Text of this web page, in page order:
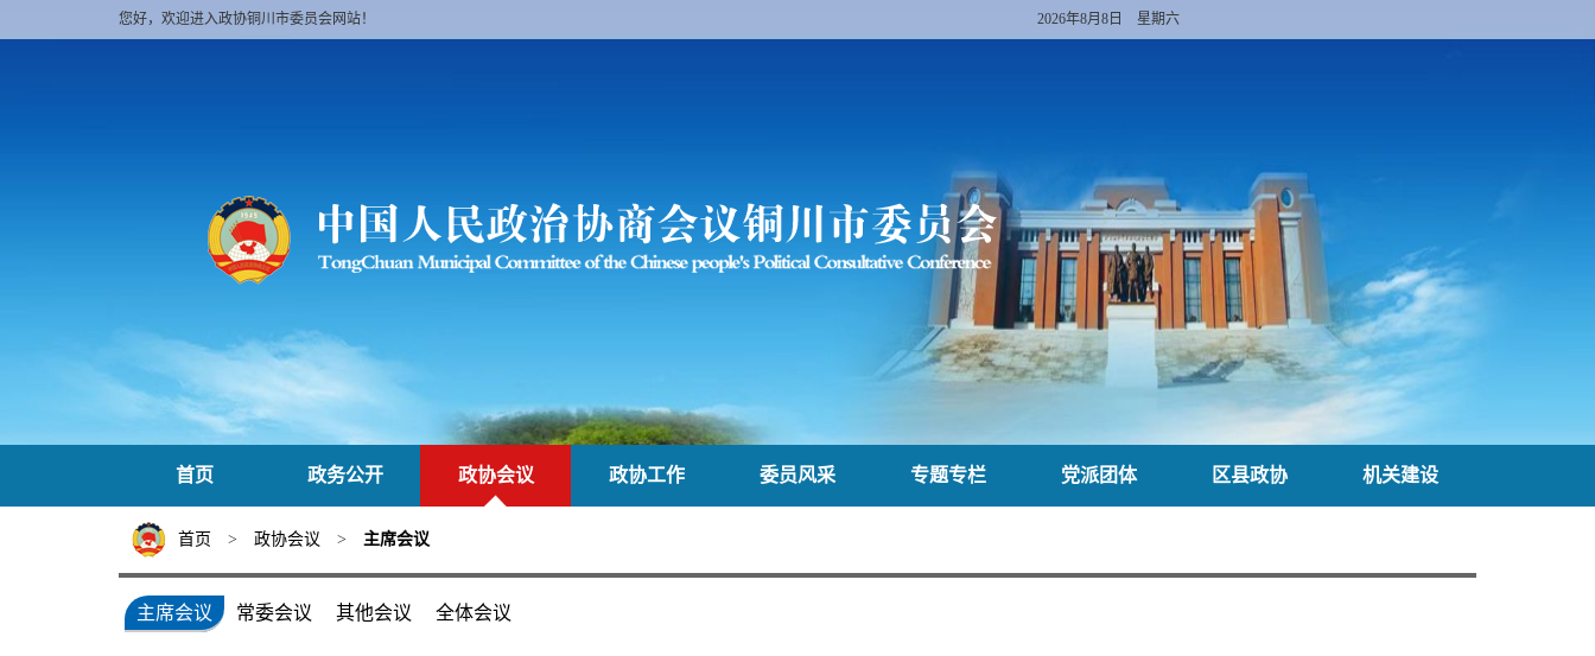
您好，欢迎进入政协铜川市委员会网站！ 2026年8月8日 星期六
首页 政务公开 政协会议 政协工作 委员风采 专题专栏 党派团体 区县政协 机关建设
首页 > 政协会议 > 主席会议
主席会议 常委会议 其他会议 全体会议